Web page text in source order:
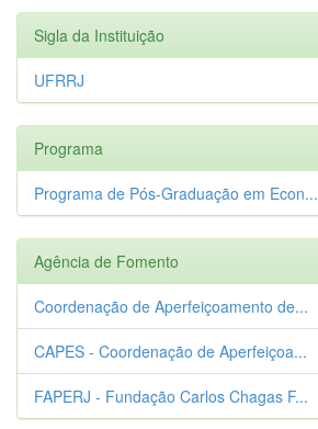
Sigla da Instituição
UFRRJ
Programa
Programa de Pós-Graduação em Econ...
Agência de Fomento
Coordenação de Aperfeiçoamento de...
CAPES - Coordenação de Aperfeiçoa...
FAPERJ - Fundação Carlos Chagas F...